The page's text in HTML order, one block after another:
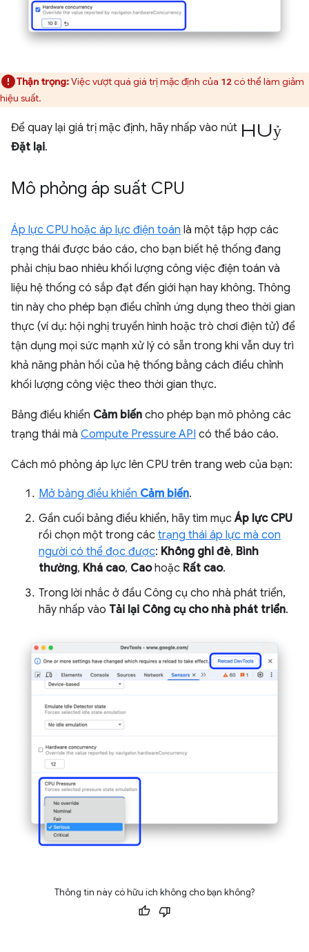
Thận trọng:Việc vượt quá giá trị mặc định của 12có thể làm giảm
hiệu suất.
Để quay lại giá trị mặc định, hãy nhấp vào nút huỷ
Đặt lại.
Mô phỏng áp suất CPU
Áp lực CPU hoặc áp lực điện toán là một tập hợp các
trạng thái được báo cáo, cho bạn biết hệ thống đang
phải chịu bao nhiêu khối lượng công việc điện toán và
liệu hệ thống có sắp đạt đến giới hạn hay không. Thông
tin này cho phép bạn điều chỉnh ứng dụng theo thời gian
thực (ví dụ: hội nghị truyền hình hoặc trò chơi điện tử) để
tận dụng mọi sức mạnh xử lý có sẵn trong khi vẫn duy trì
khả năng phản hồi của hệ thống bằng cách điều chỉnh
khối lượng công việc theo thời gian thực.
Bảng điều khiển Cảm biến cho phép bạn mô phỏng các
trạng thái mà Compute Pressure API có thể báo cáo.
Cách mô phỏng áp lực lên CPU trên trang web của bạn:
Mở bảng điều khiển Cảm biến.
Gần cuối bảng điều khiển, hãy tìm mụcÁp lực CPU
rồi chọn một trong các trạng thái áp lực mà con
người có thể đọc được: Không ghi đè, Bình
thường, Khá cao, Caohoặc Rất cao.
Trong lời nhắc ở đầu Công cụ cho nhà phát triển,
hãy nhấp vào Tải lại Công cụ cho nhà phát triển.
Thông tin này có hữu ích không cho bạn không?